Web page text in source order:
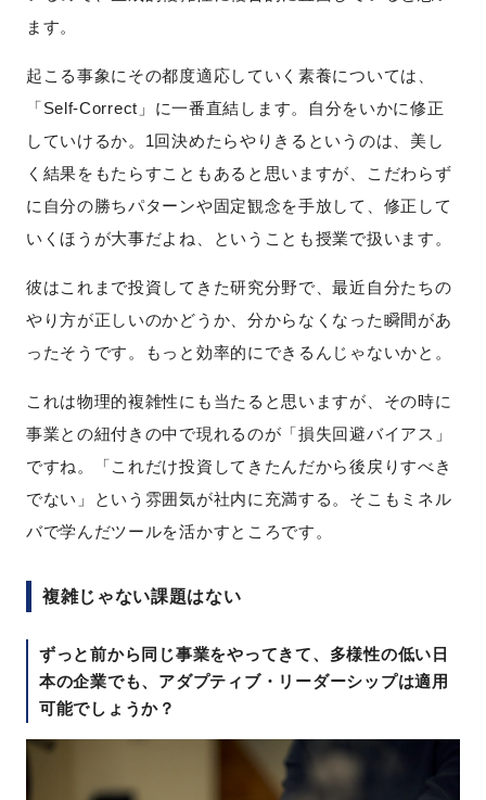
ます。
起こる事象にその都度適応していく素養については、
「Self-Correct」に一番直結します。自分をいかに修正
していけるか。1回決めたらやりきるというのは、美し
く結果をもたらすこともあると思いますが、こだわらず
に自分の勝ちパターンや固定観念を手放して、修正して
いくほうが大事だよね、ということも授業で扱います。
彼はこれまで投資してきた研究分野で、最近自分たちの
やり方が正しいのかどうか、分からなくなった瞬間があ
ったそうです。もっと効率的にできるんじゃないかと。
これは物理的複雑性にも当たると思いますが、その時に
事業との紐付きの中で現れるのが「損失回避バイアス」
ですね。「これだけ投資してきたんだから後戻りすべき
でない」という雰囲気が社内に充満する。そこもミネル
バで学んだツールを活かすところです。
複雑じゃない課題はない
ずっと前から同じ事業をやってきて、多様性の低い日
本の企業でも、アダプティブ・リーダーシップは適用
可能でしょうか？